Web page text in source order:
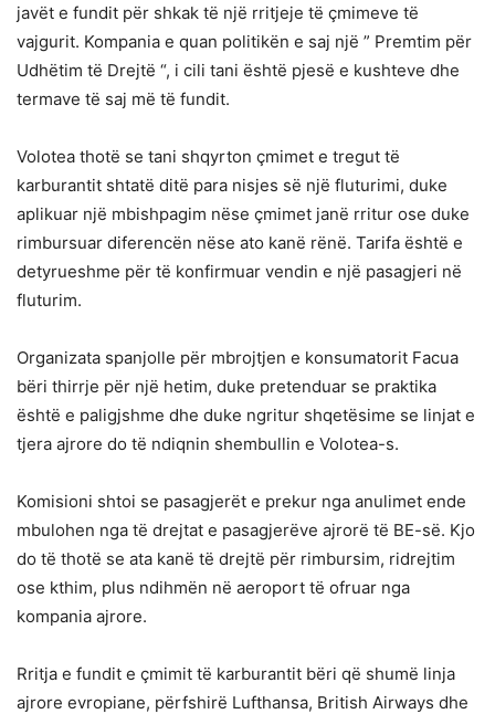
javët e fundit për shkak të një rritjeje të çmimeve të
vajgurit. Kompania e quan politikën e saj një ” Premtim për
Udhëtim të Drejtë “, i cili tani është pjesë e kushteve dhe
termave të saj më të fundit.
Volotea thotë se tani shqyrton çmimet e tregut të
karburantit shtatë ditë para nisjes së një fluturimi, duke
aplikuar një mbishpagim nëse çmimet janë rritur ose duke
rimbursuar diferencën nëse ato kanë rënë. Tarifa është e
detyrueshme për të konfirmuar vendin e një pasagjeri në
fluturim.
Organizata spanjolle për mbrojtjen e konsumatorit Facua
bëri thirrje për një hetim, duke pretenduar se praktika
është e paligjshme dhe duke ngritur shqetësime se linjat e
tjera ajrore do të ndiqnin shembullin e Volotea-s.
Komisioni shtoi se pasagjerët e prekur nga anulimet ende
mbulohen nga të drejtat e pasagjerëve ajrorë të BE-së. Kjo
do të thotë se ata kanë të drejtë për rimbursim, ridrejtim
ose kthim, plus ndihmën në aeroport të ofruar nga
kompania ajrore.
Rritja e fundit e çmimit të karburantit bëri që shumë linja
ajrore evropiane, përfshirë Lufthansa, British Airways dhe